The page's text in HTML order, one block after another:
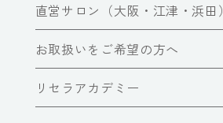
直営サロン（大阪・江津・浜田）
お取扱いをご希望の方へ
リセラアカデミー